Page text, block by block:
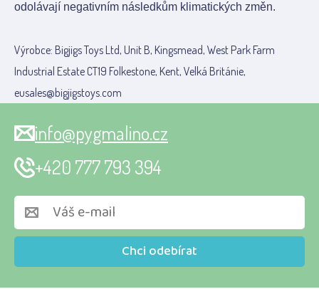
odolávají negativním následkům klimatických změn.
Výrobce: Bigjigs Toys Ltd, Unit B, Kingsmead, West Park Farm
Industrial Estate CT19 Folkestone, Kent, Velká Británie,
eusales@bigjigstoys.com
Chci odebírat
info@pygmalino.cz
+420 777 793 394